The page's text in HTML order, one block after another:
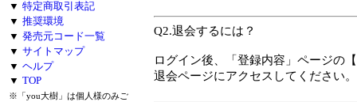
▼ 特定商取引表記
▼ 推奨環境
▼ 発売元コード一覧
▼ サイトマップ
▼ ヘルプ
▼ TOP
※「you大樹」は個人様のみご
Q2.退会するには？
ログイン後、「登録内容」ページの
退会ページにアクセスしてください。